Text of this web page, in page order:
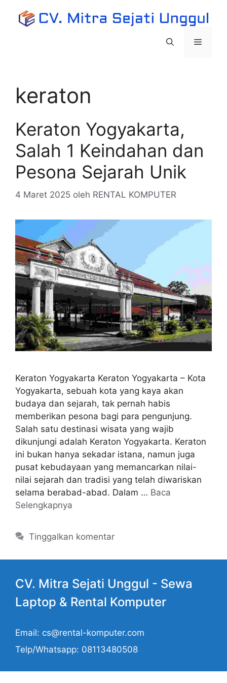
Menu
keraton
Keraton Yogyakarta,
Salah 1 Keindahan dan
Pesona Sejarah Unik
4 Maret 2025 oleh RENTAL KOMPUTER
Keraton Yogyakarta Keraton Yogyakarta – Kota
Yogyakarta, sebuah kota yang kaya akan
budaya dan sejarah, tak pernah habis
memberikan pesona bagi para pengunjung.
Salah satu destinasi wisata yang wajib
dikunjungi adalah Keraton Yogyakarta. Keraton
ini bukan hanya sekadar istana, namun juga
pusat kebudayaan yang memancarkan nilai-
nilai sejarah dan tradisi yang telah diwariskan
selama berabad-abad. Dalam … Baca
Selengkapnya
Tinggalkan komentar
CV. Mitra Sejati Unggul - Sewa
Laptop & Rental Komputer
Email: cs@rental-komputer.com
Telp/Whatsapp: 08113480508